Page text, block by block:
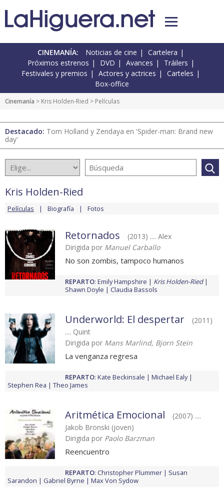
CINEMANÍA: Noticias de cine
Cartelera
Próximos estrenos
DVD Avances
Tráilers
Festivales y premios
Actores y actrices
Carteles
Box-office
Cinemanía > Kris Holden-Ried > Películas
Destacado: Tom Holland y Zendaya en 'Spider-man: Brand new
day'
Kris Holden-Ried
Películas Biografía Fotos
Retornados
(2013) .... Alex
Dirigida por Manuel Carballo
No son zombis, tampoco humanos
REPARTO: Emily Hampshire
Kris Holden-Ried
Shawn Doyle
Claudia Bassols
Underworld: El despertar
(2011)
.... Quint
Dirigida por Mans Marlind, Bjorn Stein
La venganza regresa
REPARTO: Kate Beckinsale
Michael Ealy
Stephen Rea
Theo James
Aritmética Emocional
(2007) ....
Jakob Bronski (joven)
Dirigida por Paolo Barzman
Reencuentro
REPARTO: Christopher Plummer
Susan
Sarandon
Gabriel Byrne Max Von Sydow